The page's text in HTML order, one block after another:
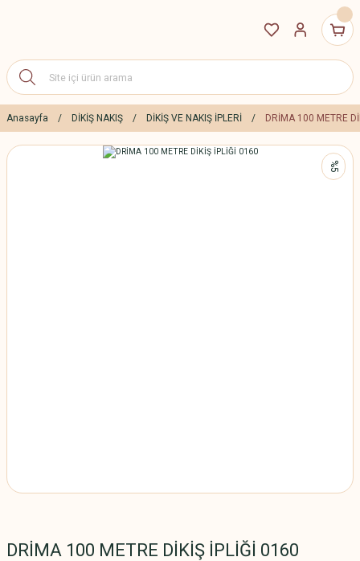
Anasayfa DİKİŞ NAKIŞ DİKİŞ VE NAKIŞ İPLERİ DRİMA 100 METRE
%5
DRİMA 100 METRE DİKİŞ İPLİĞİ 0160